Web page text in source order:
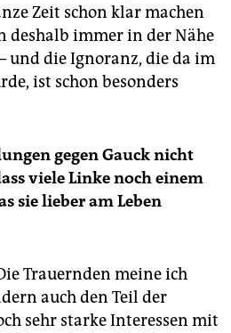
Zeit schon klar machen
deshalb immer in der Nähe
und die Ignoranz, die da im
ist schon besonders
gegen Gauck nicht
viele Linke noch einem
sie lieber am Leben
Trauernden meine ich
auch den Teil der
sehr starke Interessen mit